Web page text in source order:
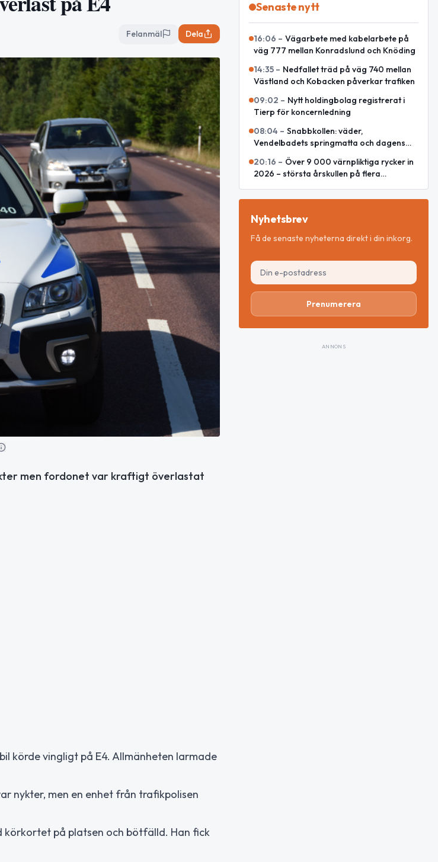
Felanmäl Dela
men fordonet var kraftigt överlastat
körde vingligt på E4. Allmänheten larmade
nykter, men en enhet från trafikpolisen
körkortet på platsen och bötfälld. Han fick
Senaste nytt
16:06 – Vägarbete med kabelarbete på
väg 777 mellan Konradslund och Knöding
14:35 – Nedfallet träd på väg 740 mellan
Västland och Kobacken påverkar trafiken
09:02 – Nytt holdingbolag registrerat i
Tierp för koncernledning
08:04 – Snabbkollen: väder,
Vendelbadets springmatta och dagens
snackisar
20:16 – Över 9 000 värnpliktiga rycker in
2026 – största årskullen på flera
Nyhetsbrev
Få de senaste nyheterna direkt i din inkorg.
Prenumerera
ANNONS